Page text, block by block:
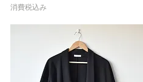
消費税込み